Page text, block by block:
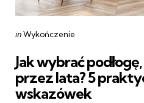
Categories
Posted
inWykończenie
Jak wybrać
przez lata? 5
wskazówek